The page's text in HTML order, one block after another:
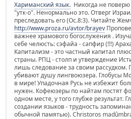
Хариманский язык. Никогда не поверю
"утк-о". Ненормально это. Отверг
преследовать его (Ос.8:3). Читайте
http://www.proza.ru/avtor/brayev
важнее храмового богослужения .
себе челюсть: сэфайа - сапфир (!!!)
Капитализм - это частный капитал
страны. РПЦ - столп и утверждение
лишь следование за своим рассудком.
убивают душу лингвоюзера. Глобусы
в мире! Упадочная Русь не избежит
нужен. Кофеюзеры по найтам постят
одном месте, у того глубже результат.
создании языков - трудность
обычной памятью). Christoros